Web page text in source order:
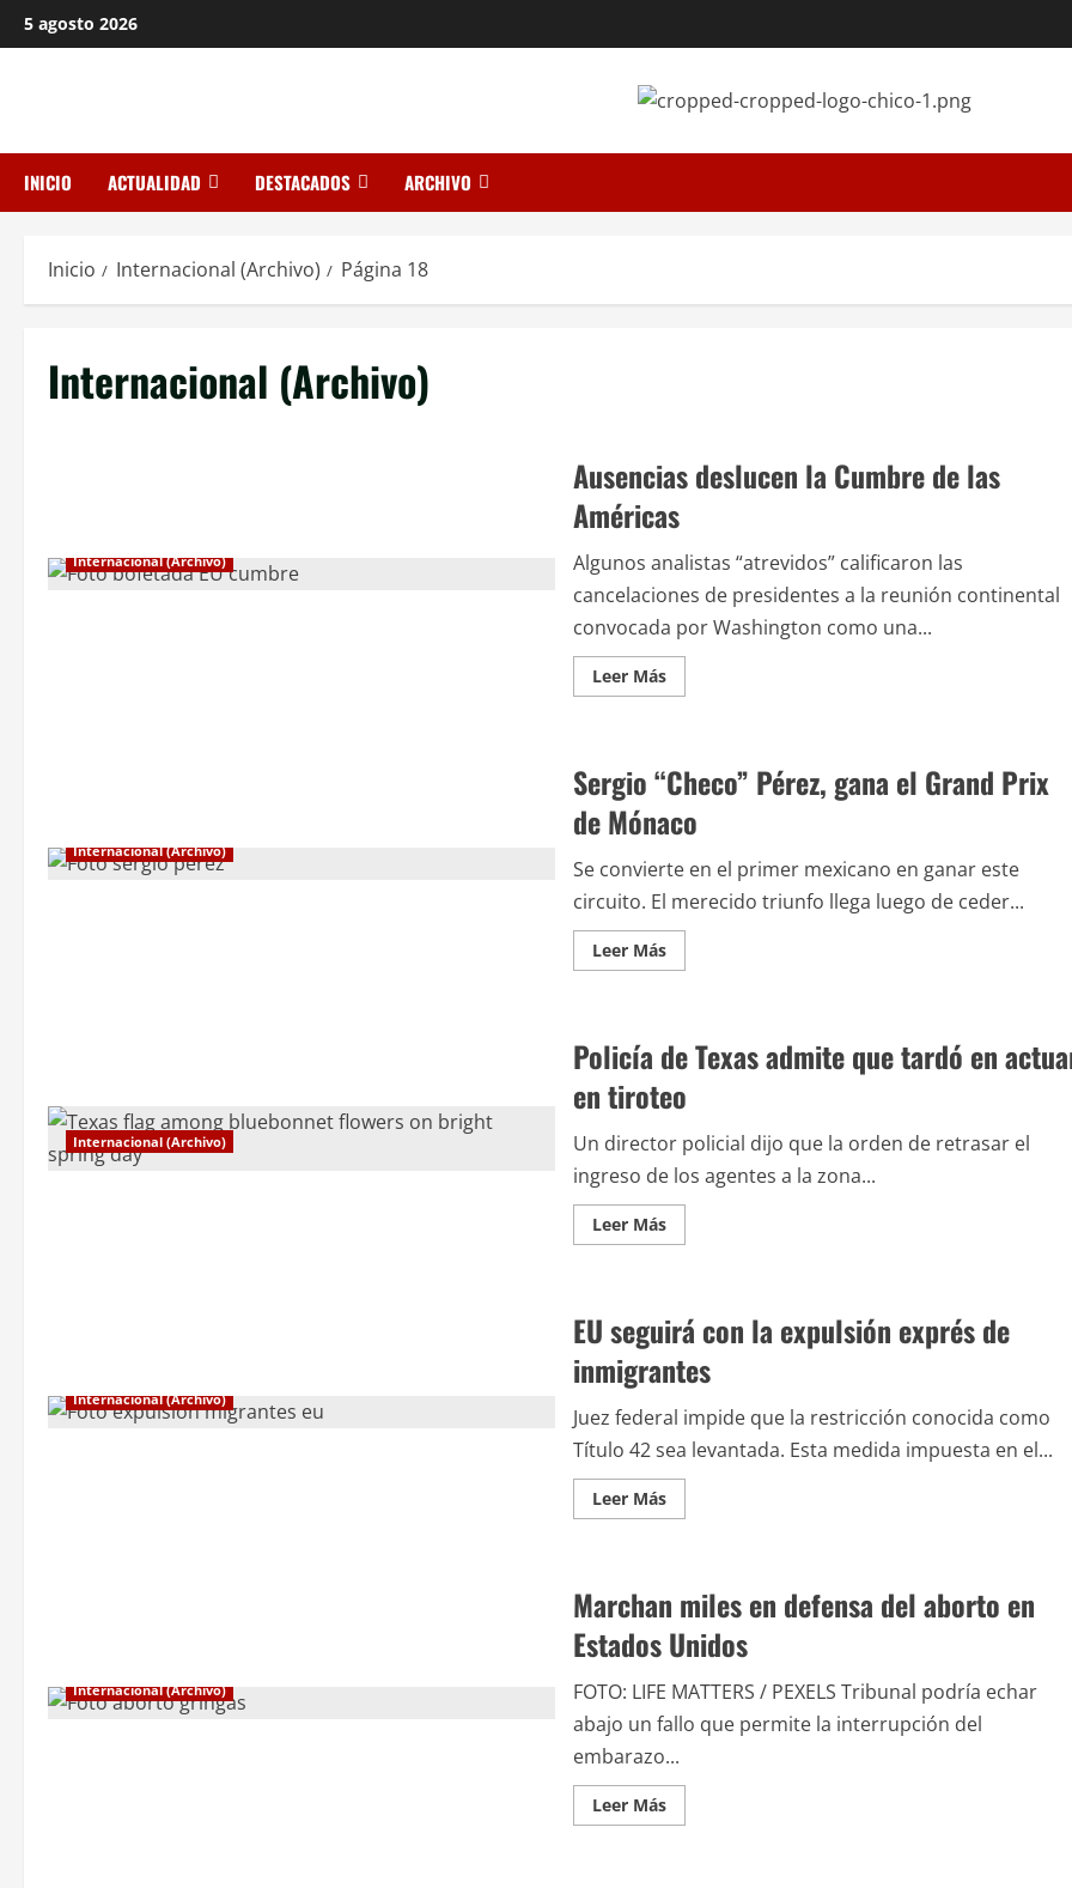
Saltar
al
5 agosto 2026
INICIO ACTUALIDAD DESTACADOS ARCHIVO
Inicio Internacional (Archivo) Página 18
Internacional (Archivo)
Internacional (Archivo)
Ausencias deslucen la Cumbre de las
Américas
Algunos analistas “atrevidos” calificaron las
cancelaciones de presidentes a la reunión continental
convocada por Washington como una...
Leer MásLeer
más
la
Cumbre
las
Américas
Internacional (Archivo)
Sergio “Checo” Pérez, gana el Grand Prix
de Mónaco
Se convierte en el primer mexicano en ganar este
circuito. El merecido triunfo llega luego de ceder...
Leer MásLeer
más
Pérez,
gana
Grand
Prix
Mónaco
Internacional (Archivo)
Policía de Texas admite que tardó en
en tiroteo
Un director policial dijo que la orden de retrasar el
ingreso de los agentes a la zona...
Leer MásLeer
más
Texas
admite
que
tardó
actuar
en
tiroteo
Internacional (Archivo)
EU seguirá con la expulsión exprés de
inmigrantes
Juez federal impide que la restricción conocida como
Título 42 sea levantada. Esta medida impuesta en el...
Leer MásLeer
más
con
la
expulsión
exprés
de
inmigrantes
Internacional (Archivo)
Marchan miles en defensa del aborto en
Estados Unidos
FOTO: LIFE MATTERS / PEXELS Tribunal podría echar
abajo un fallo que permite la interrupción del
embarazo...
Leer MásLeer
más